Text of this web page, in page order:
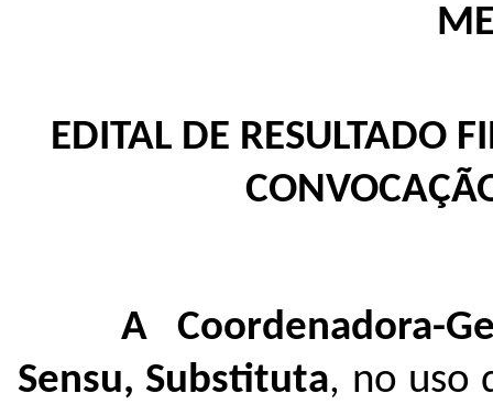
EDITAL DE RESULTADO
A Coordenadora-
Sensu, Substituta, no uso